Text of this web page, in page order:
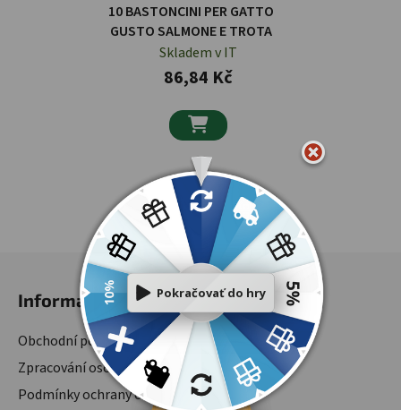
10 BASTONCINI PER GATTO
GUSTO SALMONE E TROTA
Skladem v IT
86,84 Kč

Ovládací prvky výpisu
3položek celkem
Informace
Obchodní podmínky
Zpracování osobních údajů
Podmínky ochrany osobních údajů